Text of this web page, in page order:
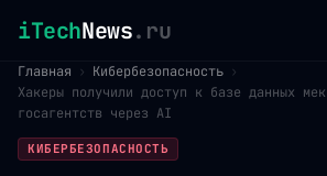
iTechNews.ru
Главная › Кибербезопасность ›
Хакеры получили доступ к базе данных
госагентств через AI
КИБЕРБЕЗОПАСНОСТЬ